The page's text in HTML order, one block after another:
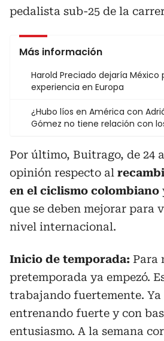
pedalista sub-25 de la
Más información
Harold Preciado dejaría México
experiencia en Europa
¿Hubo líos en América con
Gómez no tiene relación con
Por último, Buitrago, de 24
opinión respecto al
en el ciclismo colombiano
que se deben mejorar para
nivel internacional.
Inicio de temporada: Para
pretemporada ya empezó.
trabajando fuertemente. Ya
entrenando fuerte y con
entusiasmo. A la semana